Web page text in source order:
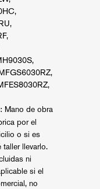
Mano de obra
por el
o si es
llevarlo.
ni
si el
no